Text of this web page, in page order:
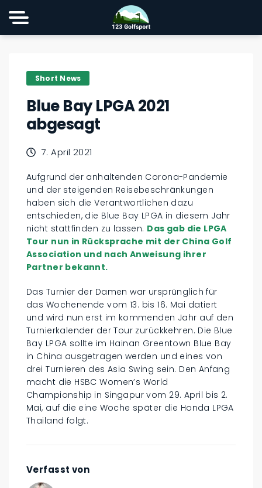
Short News
Blue Bay LPGA 2021
abgesagt
7. April 2021
Aufgrund der anhaltenden Corona-Pandemie
und der steigenden Reisebeschränkungen
haben sich die Verantwortlichen dazu
entschieden, die Blue Bay LPGA in diesem Jahr
nicht stattfinden zu lassen. Das gab die LPGA
Tour nun in Rücksprache mit der China Golf
Association und nach Anweisung ihrer
Partner bekannt.
Das Turnier der Damen war ursprünglich für
das Wochenende vom 13. bis 16. Mai datiert
und wird nun erst im kommenden Jahr auf den
Turnierkalender der Tour zurückkehren. Die Blue
Bay LPGA sollte im Hainan Greentown Blue Bay
in China ausgetragen werden und eines von
drei Turnieren des Asia Swing sein. Den Anfang
macht die HSBC Women’s World
Championship in Singapur vom 29. April bis 2.
Mai, auf die eine Woche später die Honda LPGA
Thailand folgt.
Verfasst von